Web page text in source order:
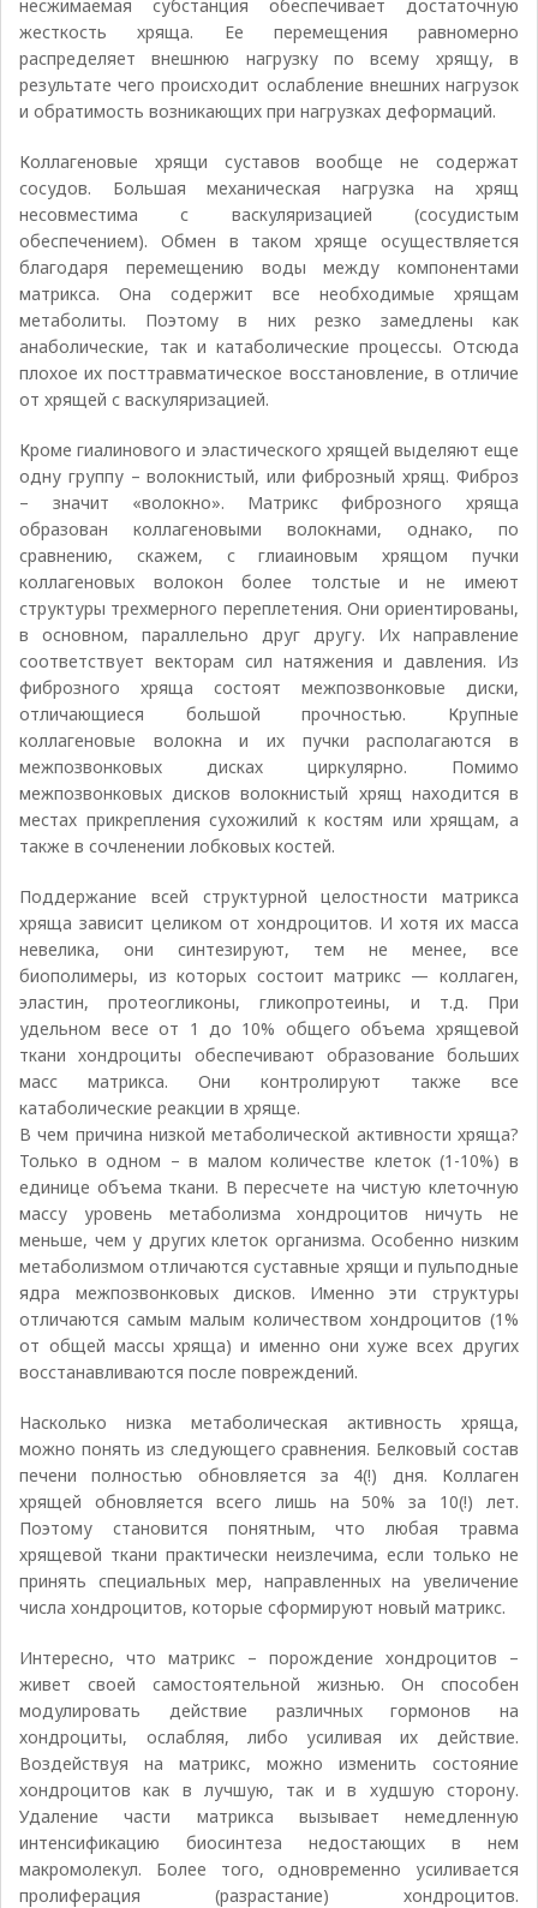
несжимаемая субстанция обеспечивает достаточную
жесткость хряща. Ее перемещения равномерно
распределяет внешнюю нагрузку по всему хрящу, в
результате чего происходит ослабление внешних нагрузок
и обратимость возникающих при нагрузках деформаций.
Коллагеновые хрящи суставов вообще не содержат
сосудов. Большая механическая нагрузка на хрящ
несовместима с васкуляризацией (сосудистым
обеспечением). Обмен в таком хряще осуществляется
благодаря перемещению воды между компонентами
матрикса. Она содержит все необходимые хрящам
метаболиты. Поэтому в них резко замедлены как
анаболические, так и катаболические процессы. Отсюда
плохое их посттравматическое восстановление, в отличие
от хрящей с васкуляризацией.
Кроме гиалинового и эластического хрящей выделяют еще
одну группу – волокнистый, или фиброзный хрящ. Фиброз
– значит «волокно». Матрикс фиброзного хряща
образован коллагеновыми волокнами, однако, по
сравнению, скажем, с глиаиновым хрящом пучки
коллагеновых волокон более толстые и не имеют
структуры трехмерного переплетения. Они ориентированы,
в основном, параллельно друг другу. Их направление
соответствует векторам сил натяжения и давления. Из
фиброзного хряща состоят межпозвонковые диски,
отличающиеся большой прочностью. Крупные
коллагеновые волокна и их пучки располагаются в
межпозвонковых дисках циркулярно. Помимо
межпозвонковых дисков волокнистый хрящ находится в
местах прикрепления сухожилий к костям или хрящам, а
также в сочленении лобковых костей.
Поддержание всей структурной целостности матрикса
хряща зависит целиком от хондроцитов. И хотя их масса
невелика, они синтезируют, тем не менее, все
биополимеры, из которых состоит матрикс — коллаген,
эластин, протеогликоны, гликопротеины, и т.д. При
удельном весе от 1 до 10% общего объема хрящевой
ткани хондроциты обеспечивают образование больших
масс матрикса. Они контролируют также все
катаболические реакции в хряще.
В чем причина низкой метаболической активности хряща?
Только в одном – в малом количестве клеток (1-10%) в
единице объема ткани. В пересчете на чистую клеточную
массу уровень метаболизма хондроцитов ничуть не
меньше, чем у других клеток организма. Особенно низким
метаболизмом отличаются суставные хрящи и пульподные
ядра межпозвонковых дисков. Именно эти структуры
отличаются самым малым количеством хондроцитов (1%
от общей массы хряща) и именно они хуже всех других
восстанавливаются после повреждений.
Насколько низка метаболическая активность хряща,
можно понять из следующего сравнения. Белковый состав
печени полностью обновляется за 4(!) дня. Коллаген
хрящей обновляется всего лишь на 50% за 10(!) лет.
Поэтому становится понятным, что любая травма
хрящевой ткани практически неизлечима, если только не
принять специальных мер, направленных на увеличение
числа хондроцитов, которые сформируют новый матрикс.
Интересно, что матрикс – порождение хондроцитов –
живет своей самостоятельной жизнью. Он способен
модулировать действие различных гормонов на
хондроциты, ослабляя, либо усиливая их действие.
Воздействуя на матрикс, можно изменить состояние
хондроцитов как в лучшую, так и в худшую сторону.
Удаление части матрикса вызывает немедленную
интенсификацию биосинтеза недостающих в нем
макромолекул. Более того, одновременно усиливается
пролиферация (разрастание) хондроцитов.